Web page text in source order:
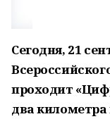
Сегодня, 21
проходит
два